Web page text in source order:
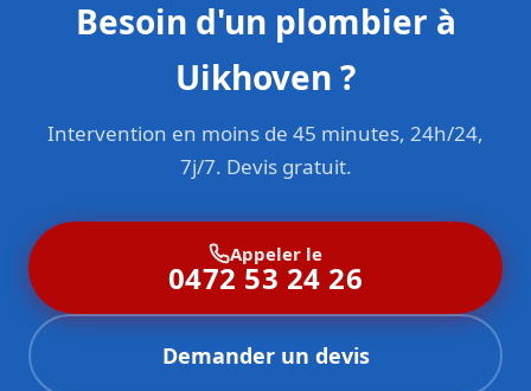
Besoin d'un plombier à
Uikhoven ?
Intervention en moins de 45 minutes, 24h/24,
7j/7. Devis gratuit.
Appeler le
0472 53 24 26
Demander un devis